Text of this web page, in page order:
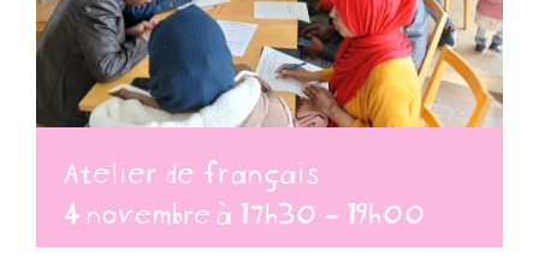
Atelier de français
4 novembre à 17h30 - 19h00